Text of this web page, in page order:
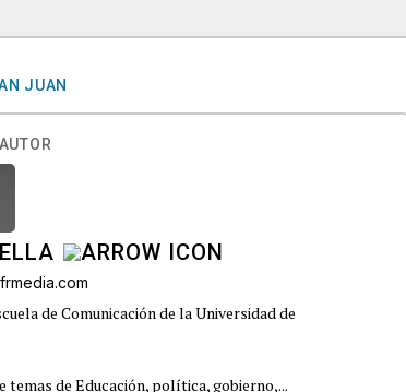
JUAN
de Comunicación de la Universidad de
temas de Educación, política, gobierno,...